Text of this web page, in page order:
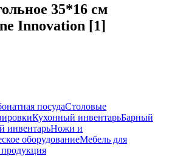
35*16 см
Innovation [1]
посудаСтоловые
Кухонный инвентарьБарный
инвентарьНожи и
оборудованиеМебель для